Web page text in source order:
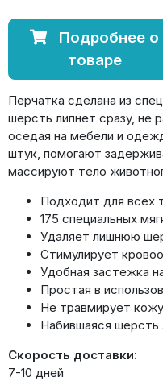
Подробнее о
товаре
Перчатка сделана из
шерсть липнет сразу, не
оседая на мебели и
штук, помогают
массируют тело
Подходит для всех
175 специальных
Удаляет лишнюю
Стимулирует
Удобная застежка
Простая в
Не травмирует кожу
Набившаяся шерсть
Скорость доставки:
7-10 дней